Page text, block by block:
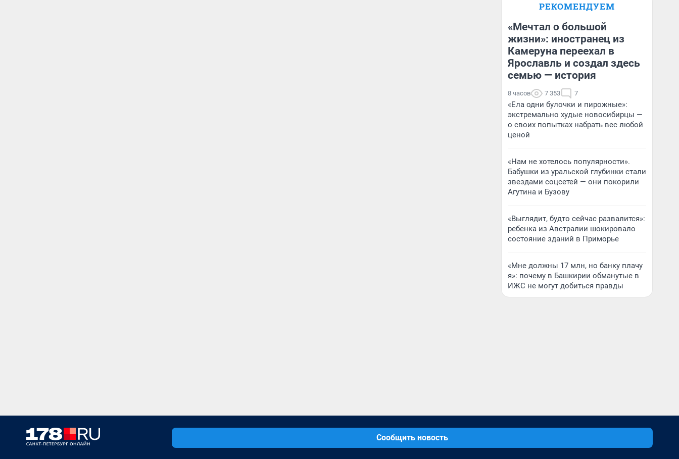
Ксения Владимирская
РЕКОМЕНДУЕМ
«Мечтал о большой
жизни»: иностранец из
Камеруна переехал в
Ярославль и создал здесь
семью — история
8 часов 7 353 7
«Ела одни булочки и пирожные»:
экстремально худые новосибирцы —
о своих попытках набрать вес любой
ценой
«Нам не хотелось популярности».
Бабушки из уральской глубинки стали
звездами соцсетей — они покорили
Агутина и Бузову
«Выглядит, будто сейчас развалится»:
ребенка из Австралии шокировало
состояние зданий в Приморье
«Мне должны 17 млн, но банку плачу
я»: почему в Башкирии обманутые в
ИЖС не могут добиться правды
Сообщить новость